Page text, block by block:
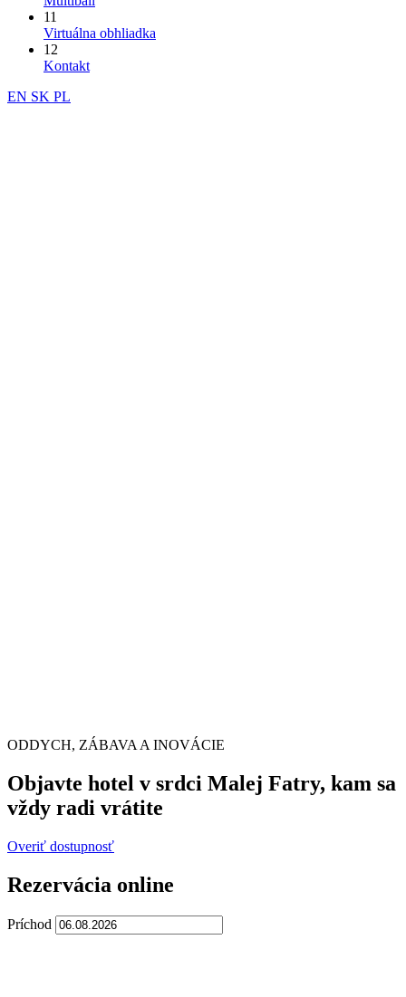
11
Virtuálna obhliadka
12
Kontakt
EN SK PL
ODDYCH, ZÁBAVA A INOVÁCIE
Objavte hotel v srdci Malej Fatry, kam sa
vždy radi vrátite
Overiť dostupnosť
Rezervácia online
Príchod